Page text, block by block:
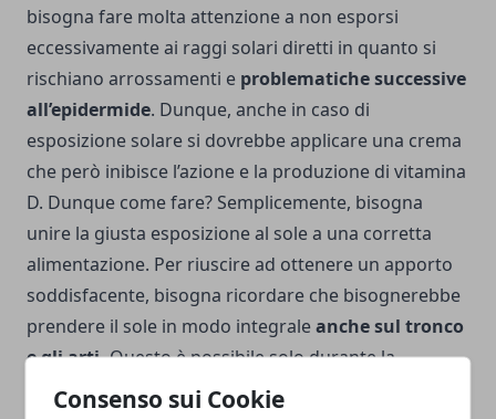
Consenso sui Cookie
bisogna fare molta attenzione a non esporsi
eccessivamente ai raggi solari diretti in quanto si
rischiano arrossamenti e problematiche successive
all’epidermide. Dunque, anche in caso di
esposizione solare si dovrebbe applicare una crema
che però inibisce l’azione e la produzione di vitamina
D. Dunque come fare? Semplicemente, bisogna
unire la giusta esposizione al sole a una corretta
alimentazione. Per riuscire ad ottenere un apporto
soddisfacente, bisogna ricordare che bisognerebbe
prendere il sole in modo integraleanche sul tronco
e gli arti.Questo è possibile solo durante la
stagione estiva, quindi durante il periodo invernale,